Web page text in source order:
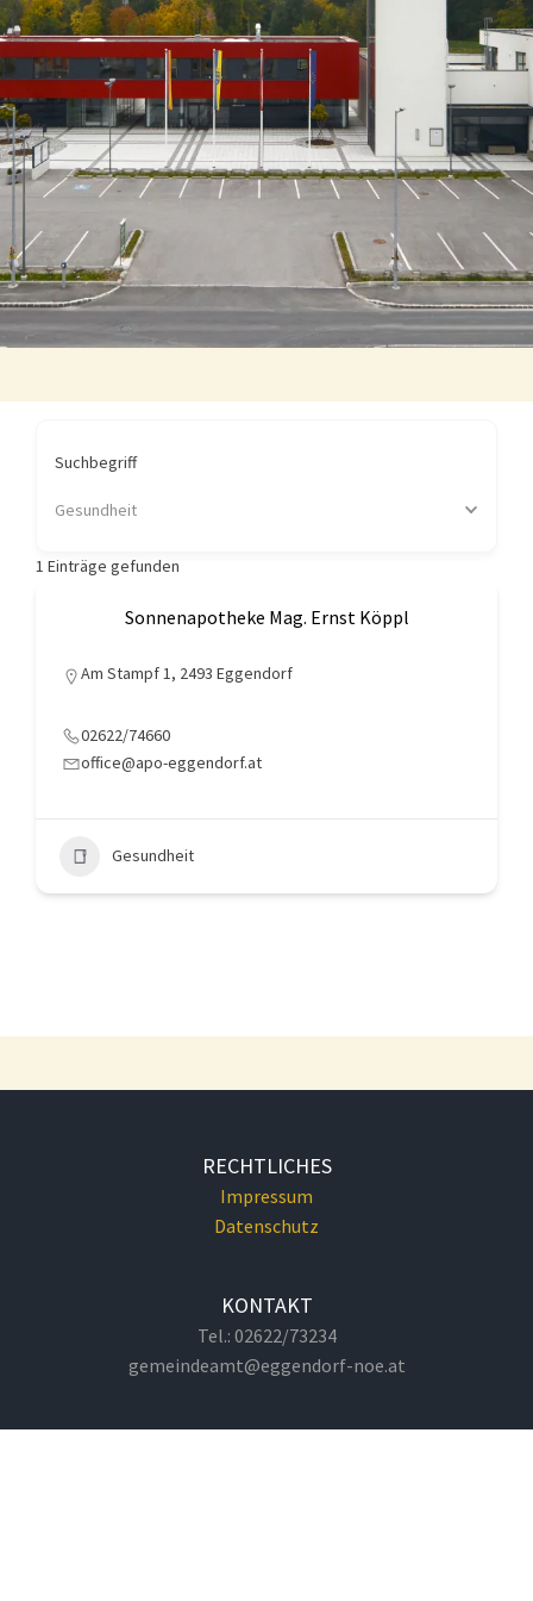
Suchbegriff
Gesundheit
1 Einträge gefunden
Sonnenapotheke Mag. Ernst Köppl
Am Stampf 1, 2493 Eggendorf
02622/74660
office@apo-eggendorf.at
Gesundheit
RECHTLICHES
Impressum
Datenschutz
KONTAKT
Tel.: 02622/73234
gemeindeamt@eggendorf-noe.at